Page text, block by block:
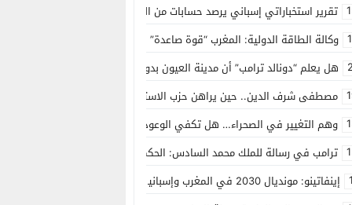
تقرير استخباراتي إسباني يرصد حسابات من الجزائر وأرقاما بـ”213+” ضمن حملة رقمية منظمة حرّضت على اقتحام سبتة
وكالة الطاقة الدولية: المغرب “قوة صاعدة” في سوق المعادن الاستراتيجية
هل يعلم “دونالد ترامب” أن مدينة العيون بدون ماء؟
مصطفى شرف الدين.. حين يراهن حزب الاستقلال على الكفاءة ويمنح الشباب
وهم التغيير في الصحراء… هل تكفي الوعود الفارغة لصناعة الواقع؟
ترامب في رسالة للملك محمد السادس: الحكم الذاتي هو الأساس الوحيد لحل
إينفاتينو: مونديال 2030 في المغرب وإسبانيا والبرتغال سيكون “الأجمل في التاريخ”